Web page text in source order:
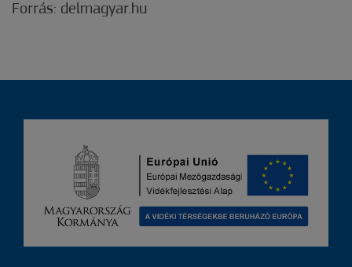
Forrás: delmagyar.hu